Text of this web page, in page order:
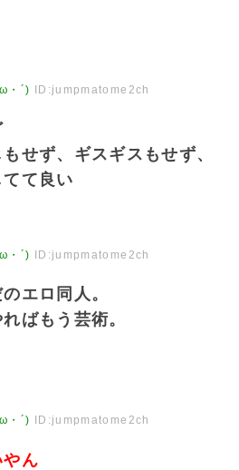
・´) ID:jumpmatome2ch
せず、ギスギスもせず、
て良い
・´) ID:jumpmatome2ch
エロ同人。
ばもう芸術。
・´) ID:jumpmatome2ch
ん